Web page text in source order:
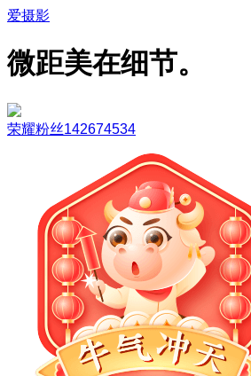
爱摄影
微距美在细节。
荣耀粉丝142674534